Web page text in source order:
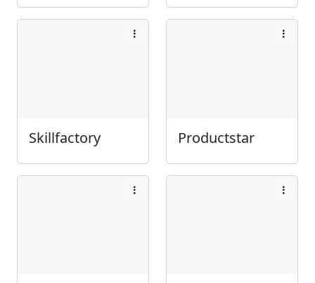
Skillfactory Productstar